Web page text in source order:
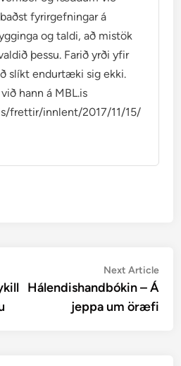
fyrirgefningar á
og taldi, að mistök
þessu. Farið yrði yfir
slíkt endurtæki sig ekki.
hann á MBL.is
frettir/innlent/2017/11/15/
Next Article
Hálendishandbókin – Á
jeppa um öræfi